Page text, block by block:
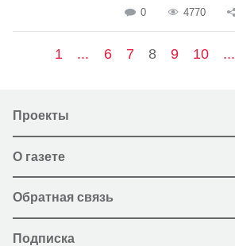
0 4770
1 ... 6 7 8 9 10 ...
Проекты
О газете
Обратная связь
Подписка